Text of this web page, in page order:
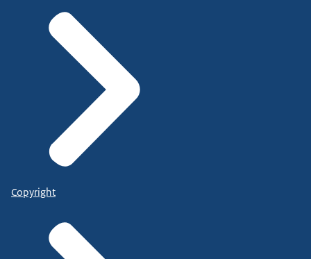
Copyright